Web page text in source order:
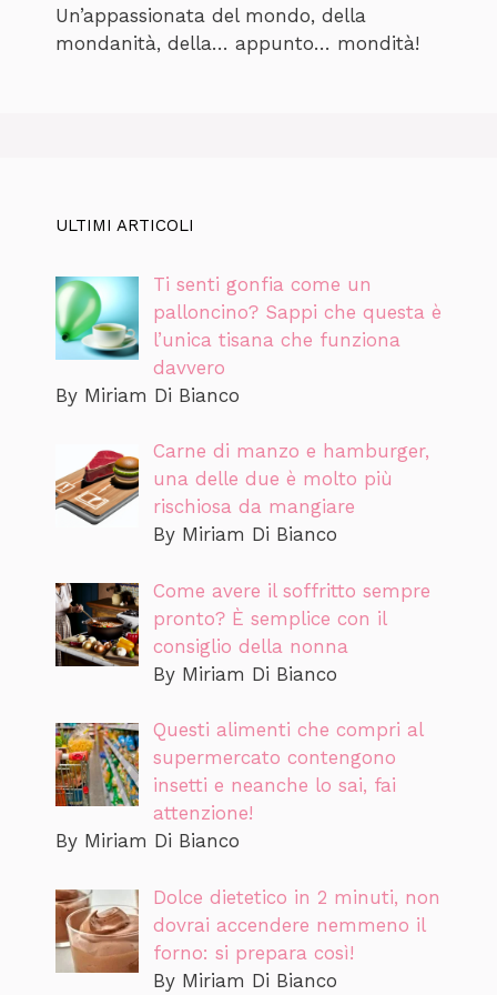
Un’appassionata del mondo, della
mondanità, della… appunto… mondità!
ULTIMI ARTICOLI
Ti senti gonfia come un
palloncino? Sappi che questa è
l’unica tisana che funziona
davvero
By Miriam Di Bianco
Carne di manzo e hamburger,
una delle due è molto più
rischiosa da mangiare
By Miriam Di Bianco
Come avere il soffritto sempre
pronto? È semplice con il
consiglio della nonna
By Miriam Di Bianco
Questi alimenti che compri al
supermercato contengono
insetti e neanche lo sai, fai
attenzione!
By Miriam Di Bianco
Dolce dietetico in 2 minuti, non
dovrai accendere nemmeno il
forno: si prepara così!
By Miriam Di Bianco